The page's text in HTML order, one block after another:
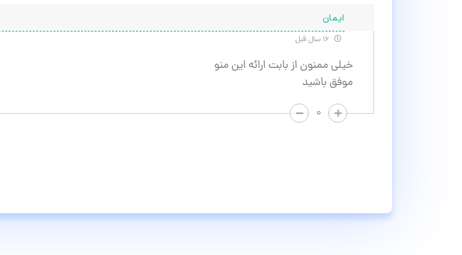
ایمان
خیلی ممنون از بابت ارائه این منو
موفق باشید
۰